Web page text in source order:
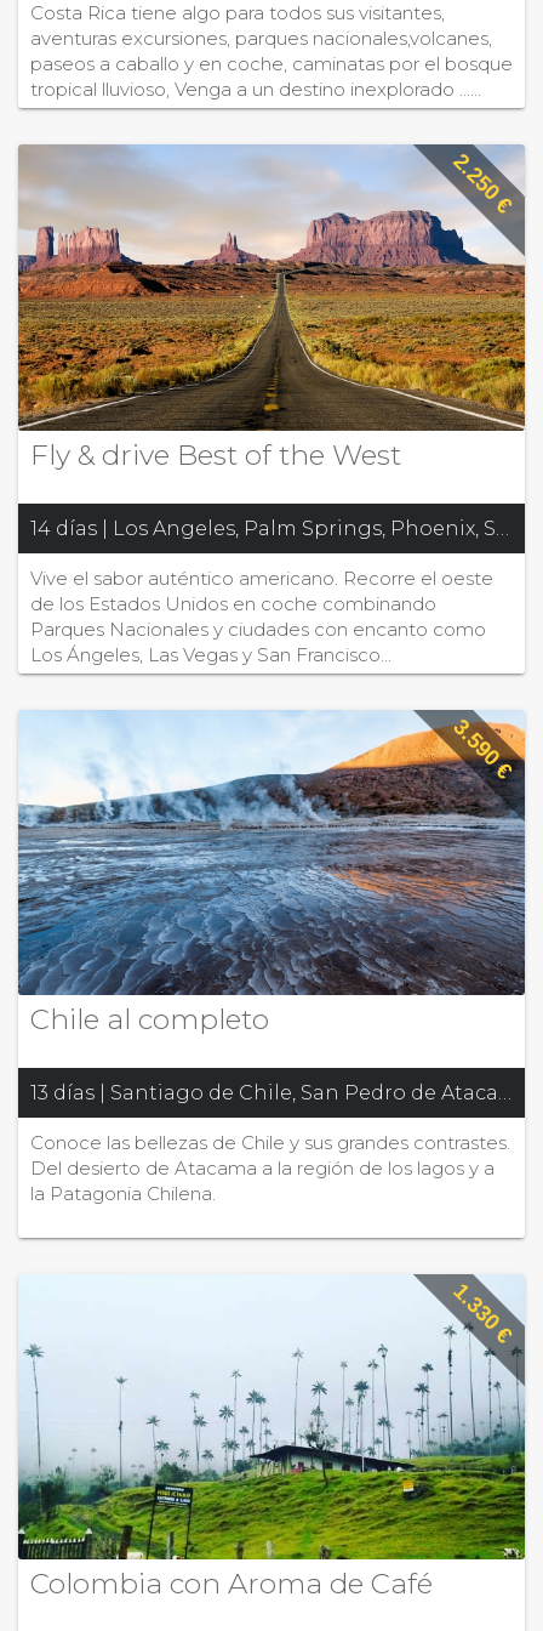
Costa Rica tiene algo para todos sus visitantes,
aventuras excursiones, parques nacionales,volcanes,
paseos a caballo y en coche, caminatas por el bosque
tropical lluvioso, Venga a un destino inexplorado ......
2.250 €
Fly & drive Best of the West
Vive el sabor auténtico americano. Recorre el oeste
de los Estados Unidos en coche combinando
Parques Nacionales y ciudades con encanto como
Los Ángeles, Las Vegas y San Francisco...
3.590 €
Chile al completo
Conoce las bellezas de Chile y sus grandes contrastes.
Del desierto de Atacama a la región de los lagos y a
la Patagonia Chilena.
1.330 €
Colombia con Aroma de Café